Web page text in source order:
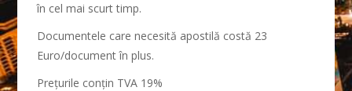
în cel mai scurt timp.
Documentele care necesită apostilă costă 23
Euro/document în plus.
Preţurile conţin TVA 19%